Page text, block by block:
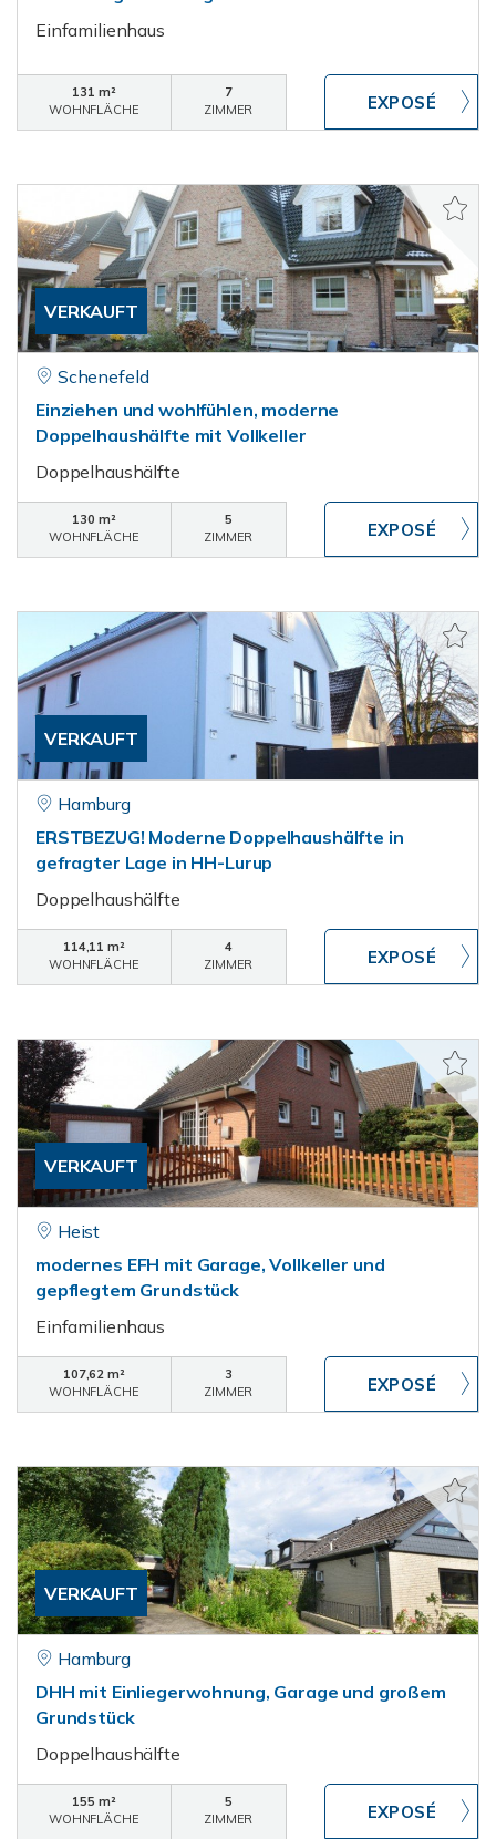
Einfamilienhaus
131 m²
WOHNFLÄCHE
7
ZIMMER
VERKAUFT
Schenefeld
Einziehen und wohlfühlen, moderne
Doppelhaushälfte mit Vollkeller
Doppelhaushälfte
130 m²
WOHNFLÄCHE
5
ZIMMER
VERKAUFT
Hamburg
ERSTBEZUG! Moderne Doppelhaushälfte in
gefragter Lage in HH-Lurup
Doppelhaushälfte
114,11 m²
WOHNFLÄCHE
4
ZIMMER
VERKAUFT
Heist
modernes EFH mit Garage, Vollkeller und
gepflegtem Grundstück
Einfamilienhaus
107,62 m²
WOHNFLÄCHE
3
ZIMMER
VERKAUFT
Hamburg
DHH mit Einliegerwohnung, Garage und großem
Grundstück
Doppelhaushälfte
155 m²
WOHNFLÄCHE
5
ZIMMER